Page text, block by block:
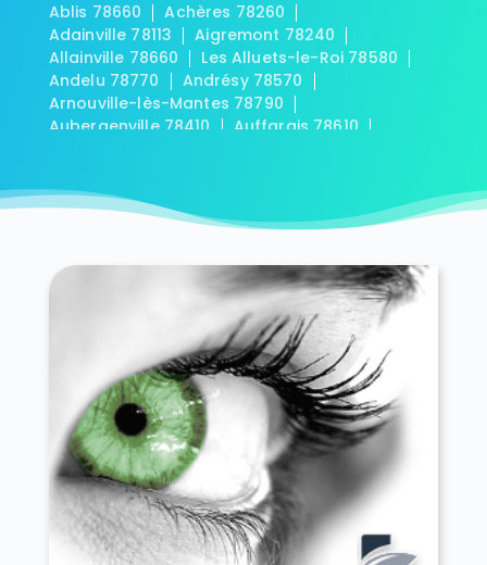
Ablis 78660
Achères 78260
Adainville 78113
Aigremont 78240
Allainville 78660
Les Alluets-le-Roi 78580
Andelu 78770
Andrésy 78570
Arnouville-lès-Mantes 78790
Aubergenville 78410
Auffargis 78610
Autouillet 78770
Bazainville 78550
Bazemont 78580
Béhoust 78910
Bennecourt 78270
Beynes 78650
Blaru 78270
Boinville-en-Mantois 78930
Boinville-le-Gaillard 78660
Boinvilliers 78200
Bois-d'Arcy 78390
Boissets 78910
La Boissière-École 78125
Boissy-Mauvoisin 78200
Boissy-sans-Avoir 78490
Bonnelles 78830
Bonnières-sur-Seine 78270
Bouafle 78410
Bougival 78380
Bourdonné 78113
Breuil-Bois-Robert 78930
Bréval 78980
Les Bréviaires 78610
Brueil-en-Vexin 78440
Buc 78530
Buchelay 78200
Bullion 78830
Carrières-sous-Poissy 78955